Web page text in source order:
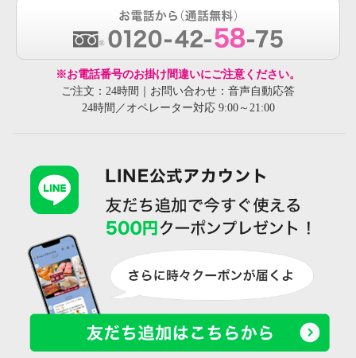
※お電話番号のお掛け間違いにご注意ください。
ご注文：24時間｜お問い合わせ：音声自動応答
24時間／オペレーター対応 9:00～21:00